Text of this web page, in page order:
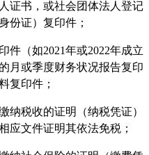
证书，或社会团体法人登记
份证）复印件；
件（如2021年或2022年成立
月或季度财务状况报告复印
复印件；
税收的证明（纳税凭证）
应文件证明其依法免税；